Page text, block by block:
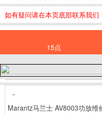
如有疑问请在本页底部联系我们
15点
-
Marantz马兰士 AV8003功放维